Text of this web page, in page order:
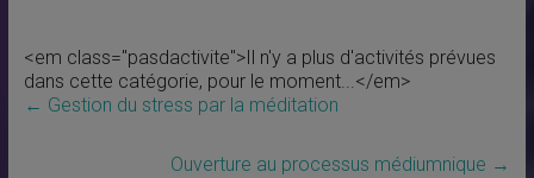
<em class="pasdactivite">Il n'y a plus d'activités prévues
dans cette catégorie, pour le moment...</em>
← Gestion du stress par la méditation
Ouverture au processus médiumnique →